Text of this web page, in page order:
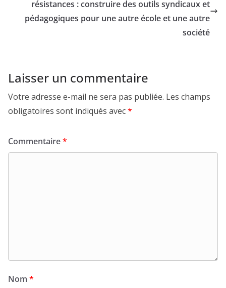
résistances : construire des outils syndicaux et
pédagogiques pour une autre école et une autre
société
Laisser un commentaire
Votre adresse e-mail ne sera pas publiée. Les champs
obligatoires sont indiqués avec*
Commentaire*
Nom *